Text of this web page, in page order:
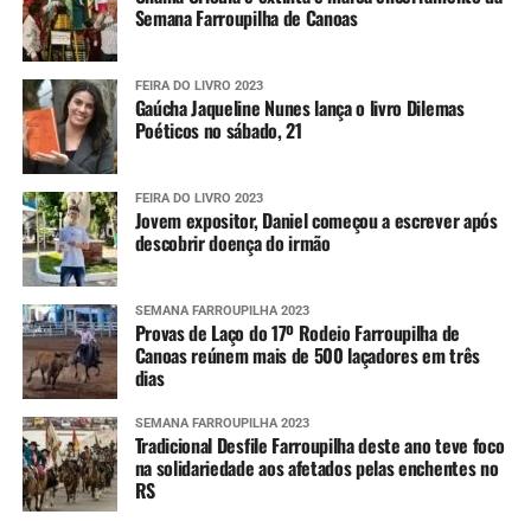
Semana Farroupilha de Canoas
FEIRA DO LIVRO 2023
Gaúcha Jaqueline Nunes lança o livro Dilemas
Poéticos no sábado, 21
FEIRA DO LIVRO 2023
Jovem expositor, Daniel começou a escrever após
descobrir doença do irmão
SEMANA FARROUPILHA 2023
Provas de Laço do 17º Rodeio Farroupilha de
Canoas reúnem mais de 500 laçadores em três
dias
SEMANA FARROUPILHA 2023
Tradicional Desfile Farroupilha deste ano teve foco
na solidariedade aos afetados pelas enchentes no
RS